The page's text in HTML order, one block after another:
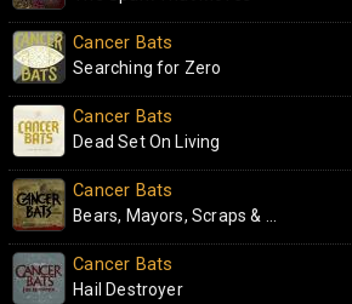
Cancer Bats
Searching for Zero
Cancer Bats
Dead Set On Living
Cancer Bats
Bears, Mayors, Scraps & ...
Cancer Bats
Hail Destroyer